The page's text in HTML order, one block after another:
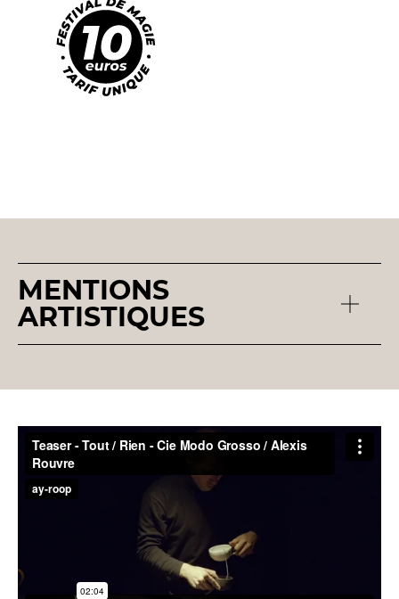
MENTIONS
ARTISTIQUES